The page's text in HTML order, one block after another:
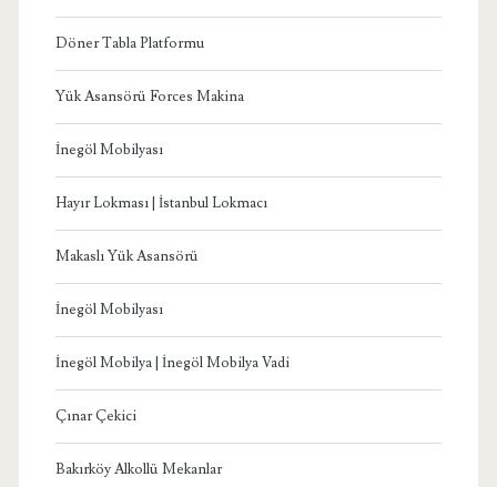
Döner Tabla Platformu
Yük Asansörü Forces Makina
İnegöl Mobilyası
Hayır Lokması | İstanbul Lokmacı
Makaslı Yük Asansörü
İnegöl Mobilyası
İnegöl Mobilya | İnegöl Mobilya Vadi
Çınar Çekici
Bakırköy Alkollü Mekanlar